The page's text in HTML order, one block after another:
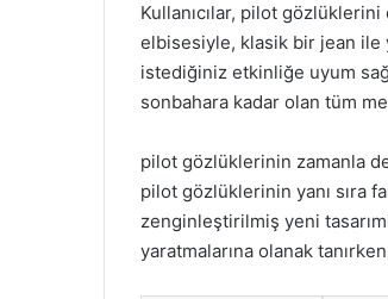
Kullanıcılar, pilot
elbisesiyle, klasik bir jean ile
istediğiniz etkinliğe uyum
sonbahara kadar olan tüm
pilot gözlüklerinin zamanla
pilot gözlüklerinin yanı sıra
zenginleştirilmiş yeni
yaratmalarına olanak